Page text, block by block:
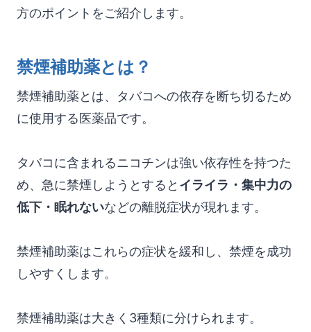
方のポイントをご紹介します。
禁煙補助薬とは？
禁煙補助薬とは、タバコへの依存を断ち切るため
に使用する医薬品です。
タバコに含まれるニコチンは強い依存性を持つた
め、急に禁煙しようとすると イライラ・集中力の
低下・眠れないなどの離脱症状が現れます。
禁煙補助薬はこれらの症状を緩和し、禁煙を成功
しやすくします。
禁煙補助薬は大きく3種類に分けられます。